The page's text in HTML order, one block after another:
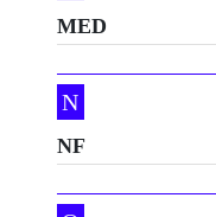
MED
N
NF